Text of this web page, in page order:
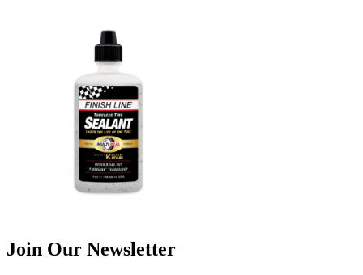
Join Our Newsletter